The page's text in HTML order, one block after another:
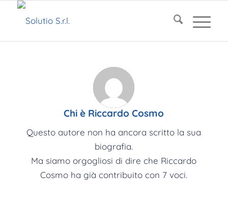
Chi è Riccardo Cosmo
Questo autore non ha ancora scritto la sua
biografia.
Ma siamo orgogliosi di dire che Riccardo
Cosmo ha già contribuito con 7 voci.